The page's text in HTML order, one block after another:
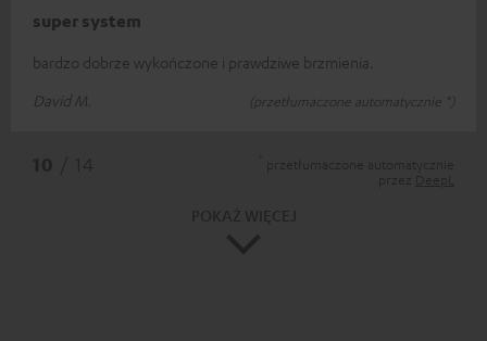
super system
bardzo dobrze wykończone i prawdziwe brzmienia.
David M.
(przetłumaczone automatycznie *)